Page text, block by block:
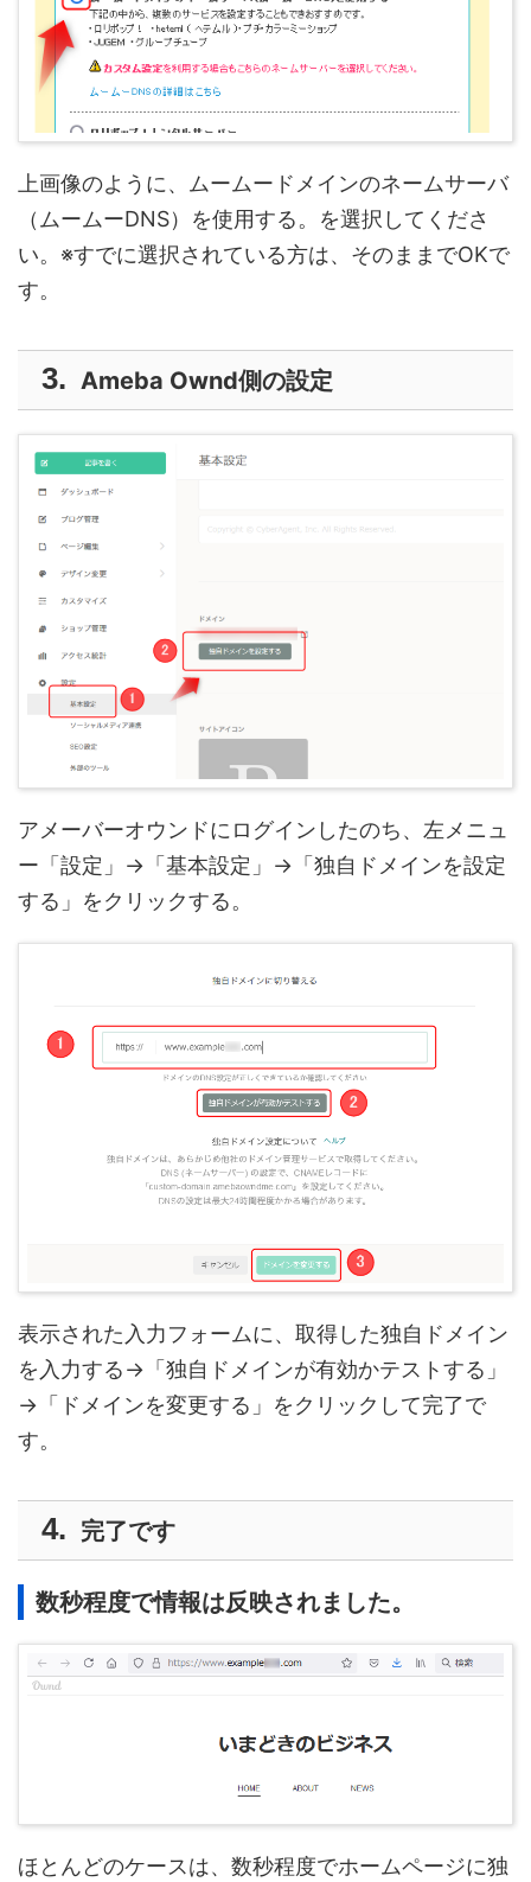
上画像のように、ムームードメインのネームサーバ
（ムームーDNS）を使用する。を選択してくださ
い。※すでに選択されている方は、そのままでOKで
す。
Ameba Ownd側の設定
アメーバーオウンドにログインしたのち、左メニュ
ー「設定」→「基本設定」→「独自ドメインを設定
する」をクリックする。
表示された入力フォームに、取得した独自ドメイン
を入力する→「独自ドメインが有効かテストする」
→「ドメインを変更する」をクリックして完了で
す。
完了です
数秒程度で情報は反映されました。
ほとんどのケースは、数秒程度でホームページに独